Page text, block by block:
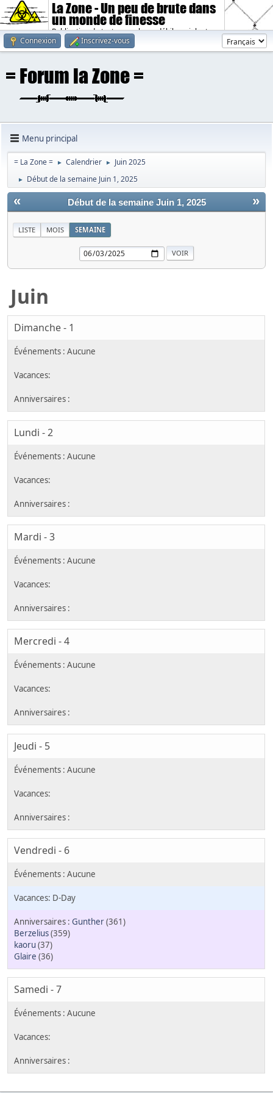
La Zone - Un peu de brute dans
un monde de finesse
Publication de textes sombres, débiles, violents.
Connexion
Inscrivez-vous
Menu principal
= La Zone = ► Calendrier ► Juin 2025
► Début de la semaine Juin 1, 2025
« »
Début de la semaine Juin 1, 2025
LISTE MOIS SEMAINE
Juin
Dimanche - 1
Lundi - 2
Mardi - 3
Mercredi - 4
Jeudi - 5
Vendredi - 6
D-Day
Gunther(361)
Berzelius(359)
kaoru (37)
Glaire (36)
Samedi - 7